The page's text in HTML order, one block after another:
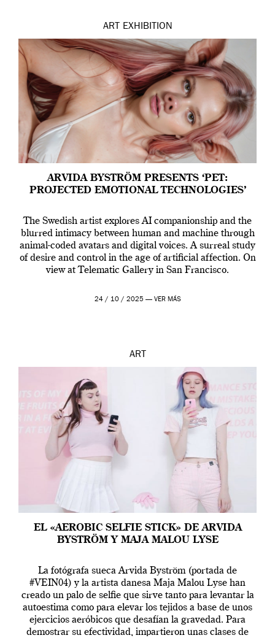
ART EXHIBITION
ARVIDA BYSTRÖM PRESENTS ‘PET:
PROJECTED EMOTIONAL TECHNOLOGIES’
The Swedish artist explores AI companionship and the
blurred intimacy between human and machine through
animal-coded avatars and digital voices. A surreal study
of desire and control in the age of artificial affection. On
view at Telematic Gallery in San Francisco.
24 / 10 / 2025 — VER MÁS
ART
EL «AEROBIC SELFIE STICK» DE ARVIDA
BYSTRÖM Y MAJA MALOU LYSE
La fotógrafa sueca Arvida Byström (portada de
#VEIN04) y la artista danesa Maja Malou Lyse han
creado un palo de selfie que sirve tanto para levantar la
autoestima como para elevar los tejidos a base de unos
ejercicios aeróbicos que desafían la gravedad. Para
demostrar su efectividad, impartieron unas clases de